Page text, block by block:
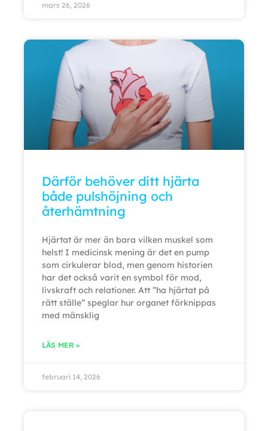
mars 26, 2026
Därför behöver ditt hjärta
både pulshöjning och
återhämtning
Hjärtat är mer än bara vilken muskel som
helst! I medicinsk mening är det en pump
som cirkulerar blod, men genom historien
har det också varit en symbol för mod,
livskraft och relationer. Att ”ha hjärtat på
rätt ställe” speglar hur organet förknippas
med mänsklig
LÄS MER »
februari 14, 2026